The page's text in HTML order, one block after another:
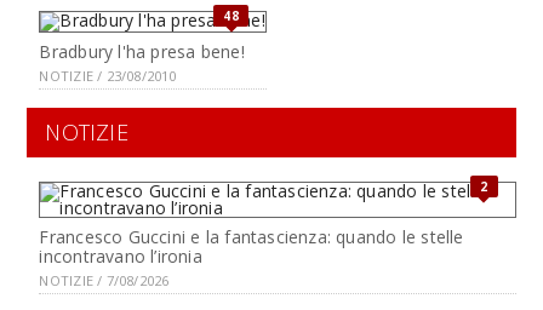
48
Bradbury l'ha presa bene!
NOTIZIE / 23/08/2010
NOTIZIE
2
Francesco Guccini e la fantascienza: quando le stelle
incontravano l’ironia
NOTIZIE / 7/08/2026